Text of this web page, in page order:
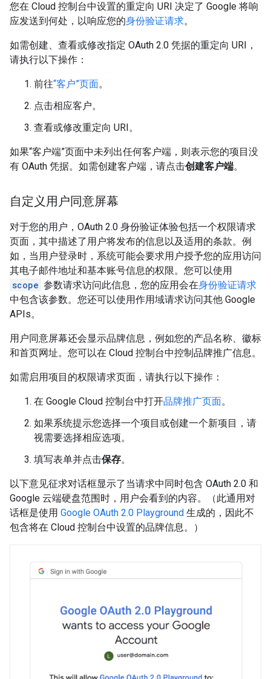
您在 Cloud 控制台中设置的重定向 URI 决定了 Google 将响
应发送到何处，以响应您的身份验证请求。
如需创建、查看或修改指定 OAuth 2.0 凭据的重定向 URI，
请执行以下操作：
前往“客户”页面。
点击相应客户。
查看或修改重定向 URI。
如果“客户端”页面中未列出任何客户端，则表示您的项目没
有 OAuth 凭据。如需创建客户端，请点击创建客户端。
自定义用户同意屏幕
对于您的用户，OAuth 2.0 身份验证体验包括一个权限请求
页面，其中描述了用户将发布的信息以及适用的条款。例
如，当用户登录时，系统可能会要求用户授予您的应用访问
其电子邮件地址和基本账号信息的权限。您可以使用
scope 参数请求访问此信息，您的应用会在身份验证请求
中包含该参数。您还可以使用作用域请求访问其他 Google
APIs。
用户同意屏幕还会显示品牌信息，例如您的产品名称、徽标
和首页网址。您可以在 Cloud 控制台中控制品牌推广信息。
如需启用项目的权限请求页面，请执行以下操作：
在 Google Cloud 控制台中打开品牌推广页面。
如果系统提示您选择一个项目或创建一个新项目，请
视需要选择相应选项。
填写表单并点击保存。
以下意见征求对话框显示了当请求中同时包含 OAuth 2.0 和
Google 云端硬盘范围时，用户会看到的内容。（此通用对
话框是使用 Google OAuth 2.0 Playground 生成的，因此不
包含将在 Cloud 控制台中设置的品牌信息。）